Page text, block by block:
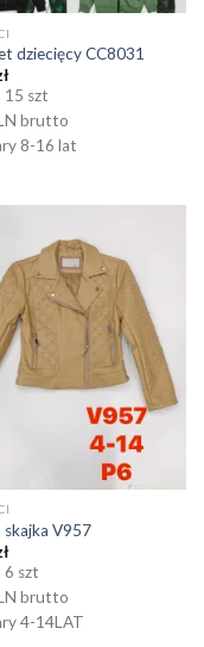
dziecięcy CC8031
15 szt
brutto
8-16 lat
V957
6 szt
brutto
4-14LAT